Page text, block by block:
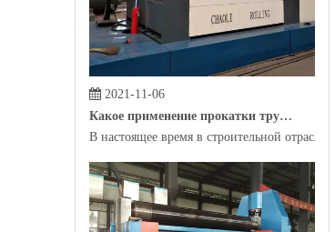
2021-11-06
В настоящее время в строительной